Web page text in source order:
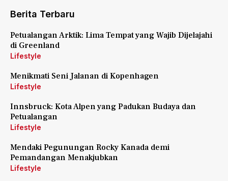
Berita Terbaru
Petualangan Arktik: Lima Tempat yang Wajib Dijelajahi
di Greenland
Lifestyle
Menikmati Seni Jalanan di Kopenhagen
Lifestyle
Innsbruck: Kota Alpen yang Padukan Budaya dan
Petualangan
Lifestyle
Mendaki Pegunungan Rocky Kanada demi
Pemandangan Menakjubkan
Lifestyle